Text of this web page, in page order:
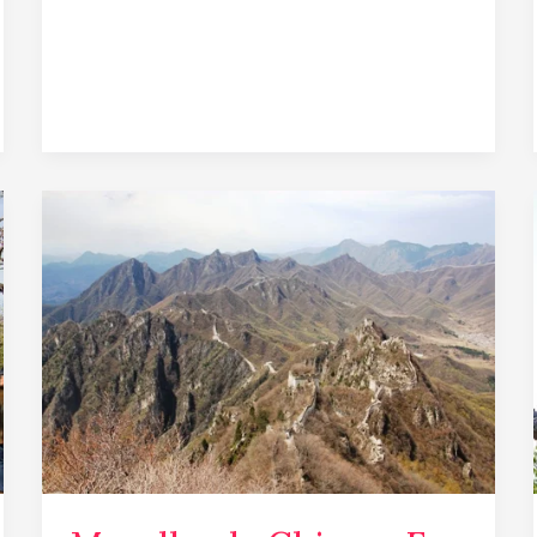
China
–
Eu
Fui!!!